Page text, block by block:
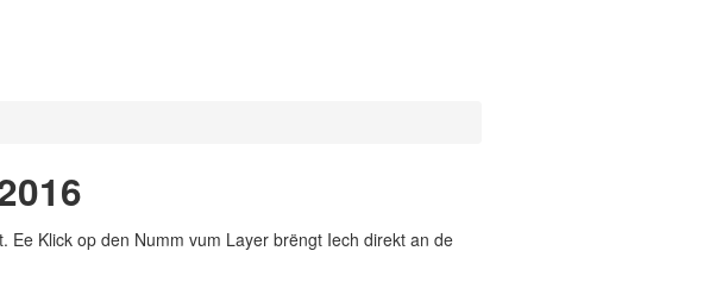
Klick op den Numm vum Layer brëngt Iech direkt an de